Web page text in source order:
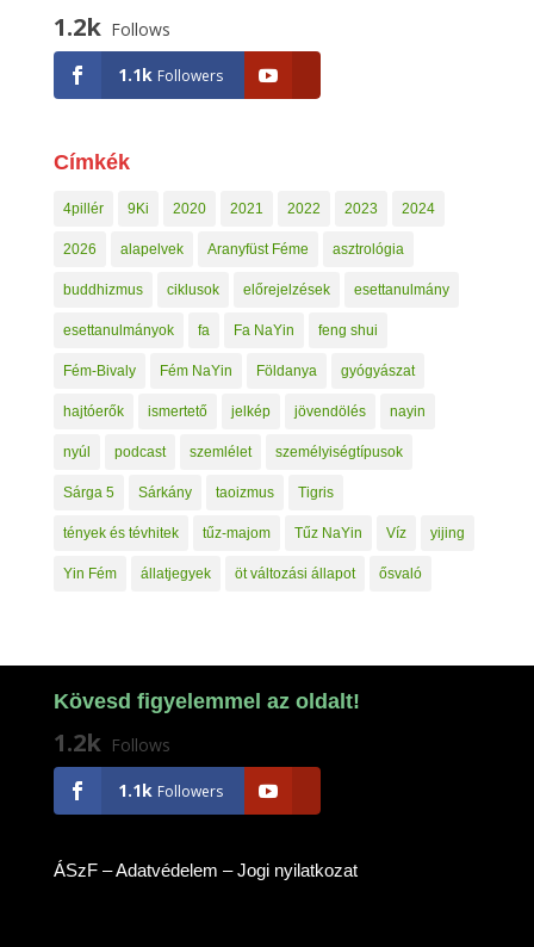
1.2k Follows
1.1k Followers
Címkék
4pillér 9Ki 2020 2021 2022 2023 2024
2026 alapelvek Aranyfüst Féme asztrológia
buddhizmus ciklusok előrejelzések esettanulmány
esettanulmányok fa Fa NaYin feng shui
Fém-Bivaly Fém NaYin Földanya gyógyászat
hajtóerők ismertető jelkép jövendölés nayin
nyúl podcast szemlélet személyiségtípusok
Sárga 5 Sárkány taoizmus Tigris
tények és tévhitek tűz-majom Tűz NaYin Víz yijing
Yin Fém állatjegyek öt változási állapot ősvaló
Kövesd figyelemmel az oldalt!
1.2k Follows
1.1k Followers
ÁSzF–Adatvédelem –Jogi nyilatkozat